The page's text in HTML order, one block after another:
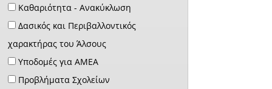
Καθαριότητα - Ανακύκλωση
Δασικός και Περιβαλλοντικός
χαρακτήρας του Άλσους
Υποδομές για ΑΜΕΑ
Προβλήματα Σχολείων